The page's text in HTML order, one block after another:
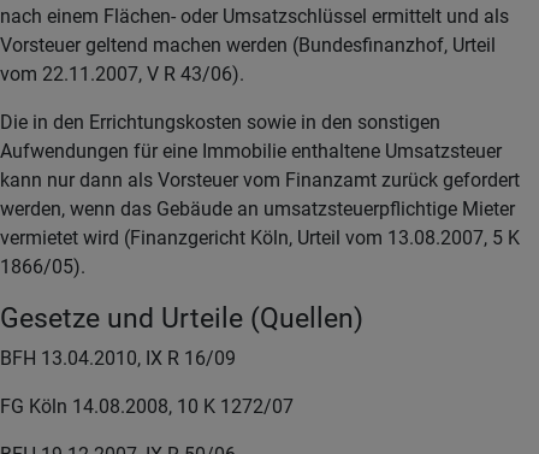
nach einem Flächen- oder Umsatzschlüssel ermittelt und als
Vorsteuer geltend machen werden (Bundesfinanzhof, Urteil
vom 22.11.2007, V R 43/06).
Die in den Errichtungskosten sowie in den sonstigen
Aufwendungen für eine Immobilie enthaltene Umsatzsteuer
kann nur dann als Vorsteuer vom Finanzamt zurück gefordert
werden, wenn das Gebäude an umsatzsteuerpflichtige Mieter
vermietet wird (Finanzgericht Köln, Urteil vom 13.08.2007, 5 K
1866/05).
Gesetze und Urteile (Quellen)
BFH 13.04.2010, IX R 16/09
FG Köln 14.08.2008, 10 K 1272/07